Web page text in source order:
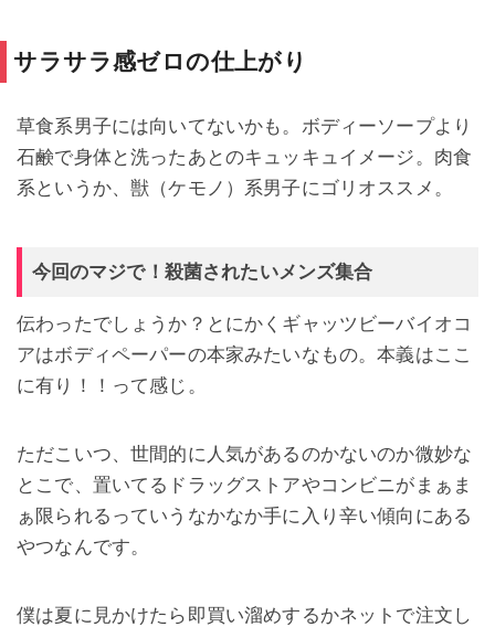
サラサラ感ゼロの仕上がり
草食系男子には向いてないかも。ボディーソープより
石鹸で身体と洗ったあとのキュッキュイメージ。肉食
系というか、獣（ケモノ）系男子にゴリオススメ。
今回のマジで！殺菌されたいメンズ集合
伝わったでしょうか？とにかくギャッツビーバイオコ
アはボディペーパーの本家みたいなもの。本義はここ
に有り！！って感じ。
ただこいつ、世間的に人気があるのかないのか微妙な
とこで、置いてるドラッグストアやコンビニがまぁま
ぁ限られるっていうなかなか手に入り辛い傾向にある
やつなんです。
僕は夏に見かけたら即買い溜めするかネットで注文し